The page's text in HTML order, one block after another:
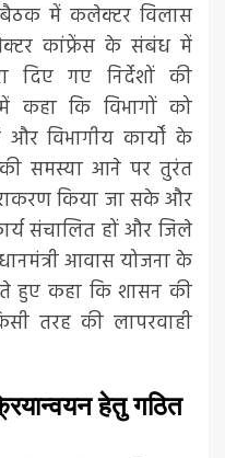
में कलेक्टर विलास
कांफ्रेंस के संबंध में
दिए गए निर्देशों की
कहा कि विभागों को
और विभागीय कार्यों के
की समस्या आने पर तुरंत
किया जा सके और
संचालित हों और जिले
आवास योजना के
हुए कहा कि शासन की
तरह की लापरवाही
हेतु गठित